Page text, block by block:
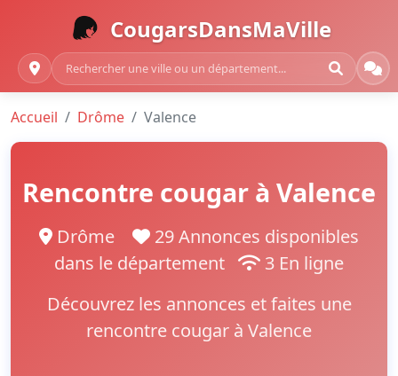
CougarsDansMaVille
Accueil Drôme Valence
Rencontre cougar à Valence
Drôme
29 Annonces disponibles
dans le département
3 En ligne
Découvrez les annonces et faites une
rencontre cougar à Valence